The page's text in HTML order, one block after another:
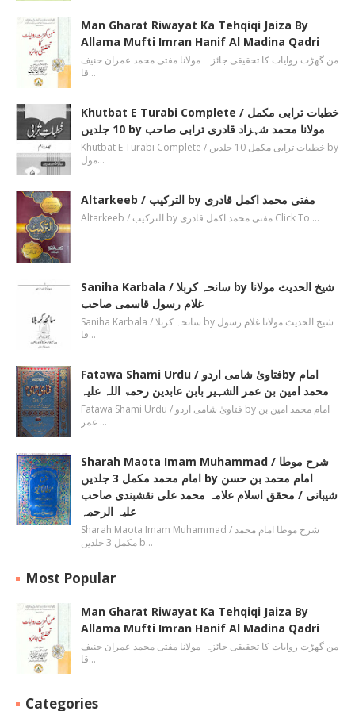
Man Gharat Riwayat Ka Tehqiqi Jaiza By
Allama Mufti Imran Hanif Al Madina Qadri
من گھڑت روایات کا تحقیقی جائزہ مولانا مفتی محمد عمران حنیف
قا…
Khutbat E Turabi Complete / خطبات ترابی مکمل
10 جلدیں by مولانا محمد شہزاد قادری ترابی صاحب
Khutbat E Turabi Complete / خطبات ترابی مکمل 10 جلدیں by
مول…
Altarkeeb / الترکیب by مفتی محمد اکمل قادری
Altarkeeb / الترکیب by مفتی محمد اکمل قادری Click To …
Saniha Karbala / سانحہ کربلا by شیخ الحدیث مولانا
غلام رسول قاسمی صاحب
Saniha Karbala / سانحہ کربلا by شیخ الحدیث مولانا غلام رسول
قا…
Fatawa Shami Urdu / فتاویٰ شامی اردوby امام
محمد امین بن عمر الشہیر بابن عابدین رحمۃ اللہ علیہ
Fatawa Shami Urdu / فتاویٰ شامی اردو by امام محمد امین بن
عمر …
Sharah Maota Imam Muhammad / شرح موطا
امام محمد مکمل 3 جلدیں by امام محمد بن حسن
شیبانی / محقق اسلام علامہ محمد علی نقشبندی صاحب
علیہ الرحمہ
Sharah Maota Imam Muhammad / شرح موطا امام محمد
مکمل 3 جلدیں b…
Most Popular
Man Gharat Riwayat Ka Tehqiqi Jaiza By
Allama Mufti Imran Hanif Al Madina Qadri
من گھڑت روایات کا تحقیقی جائزہ مولانا مفتی محمد عمران حنیف
قا…
Categories